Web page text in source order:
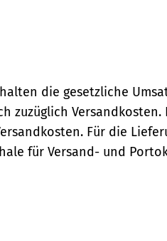
die gesetzliche
zuzüglich Versandkosten.
Für die
für Versand- und